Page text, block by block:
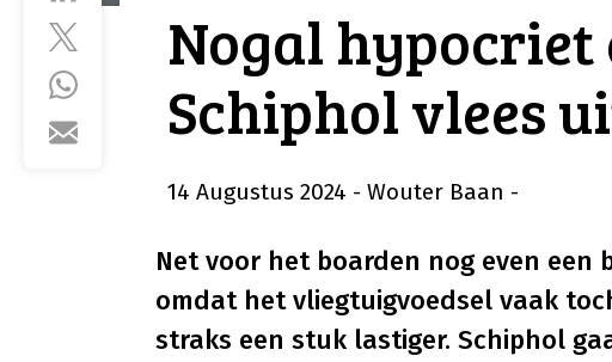
Nogal
Schiphol vlees
14 Augustus 2024 - Wouter Baan -
Net voor het boarden nog even
omdat het vliegtuigvoedsel vaak
straks een stuk lastiger. Schiphol